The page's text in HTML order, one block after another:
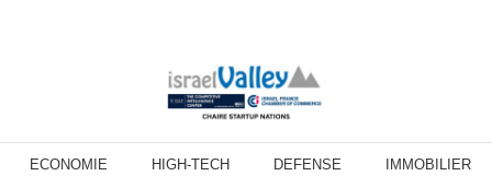
ECONOMIE HIGH-TECH DEFENSE IMMOBILIER